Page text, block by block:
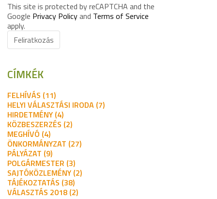
This site is protected by reCAPTCHA and the
Google Privacy Policyand Terms of Service
apply.
Feliratkozás
CÍMKÉK
FELHÍVÁS (11)
HELYI VÁLASZTÁSI IRODA (7)
HIRDETMÉNY (4)
KÖZBESZERZÉS (2)
MEGHÍVÓ (4)
ÖNKORMÁNYZAT (27)
PÁLYÁZAT (9)
POLGÁRMESTER (3)
SAJTÓKÖZLEMÉNY (2)
TÁJÉKOZTATÁS (38)
VÁLASZTÁS 2018 (2)